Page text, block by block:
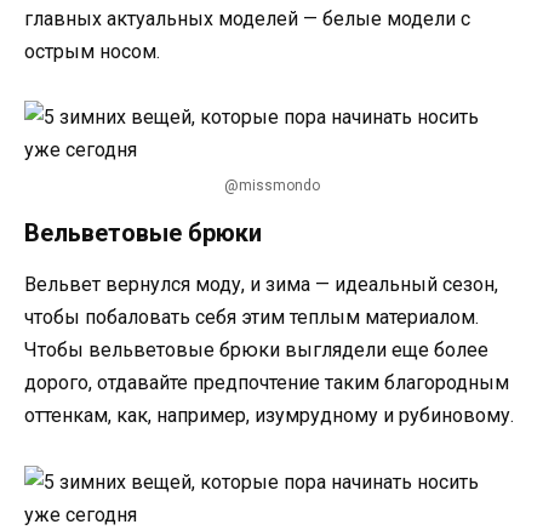
главных актуальных моделей — белые модели с
острым носом.
@missmondo
Вельветовые брюки
Вельвет вернулся моду, и зима — идеальный сезон,
чтобы побаловать себя этим теплым материалом.
Чтобы вельветовые брюки выглядели еще более
дорого, отдавайте предпочтение таким благородным
оттенкам, как, например, изумрудному и рубиновому.